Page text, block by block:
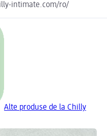
intimate.com/ro/
Alte produse de la Chilly